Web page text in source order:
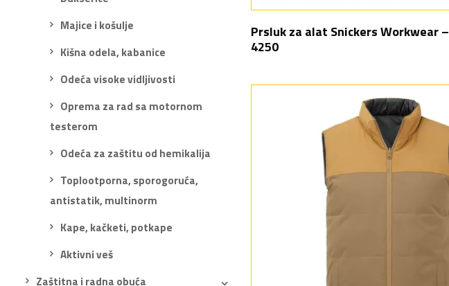
Majice i košulje
Kišna odela, kabanice
Odeća visoke vidljivosti
Oprema za rad sa motornom
testerom
Odeća za zaštitu od hemikalija
Toplootporna, sporogoruća,
antistatik, multinorm
Kape, kačketi, potkape
Aktivni veš
Zaštitna i radna obuća
Prsluk za alat Snickers Workwear –
4250